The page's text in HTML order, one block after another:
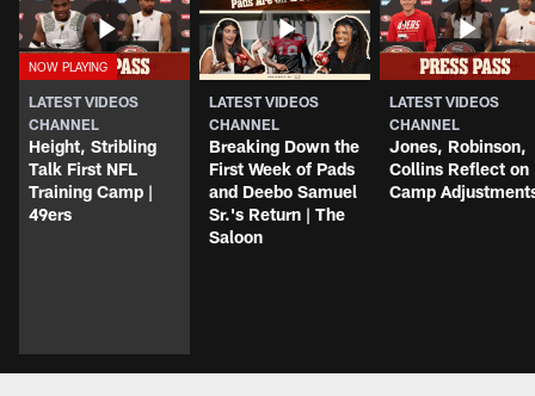
LATEST VIDEOS
CHANNEL
Height, Stribling
Talk First NFL
Training Camp |
49ers
LATEST VIDEOS
CHANNEL
Breaking Down the
First Week of Pads
and Deebo Samuel
Sr.'s Return | The
Saloon
LATEST VIDEOS
CHANNEL
Jones, Robinson,
Collins Reflect on
Camp